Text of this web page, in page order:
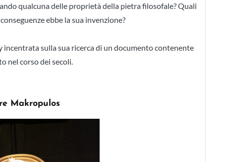
qualcuna delle proprietà della pietra filosofale? Quali
ebbe la sua invenzione?
sulla sua ricerca di un documento contenente
nel corso dei secoli.
Makropulos